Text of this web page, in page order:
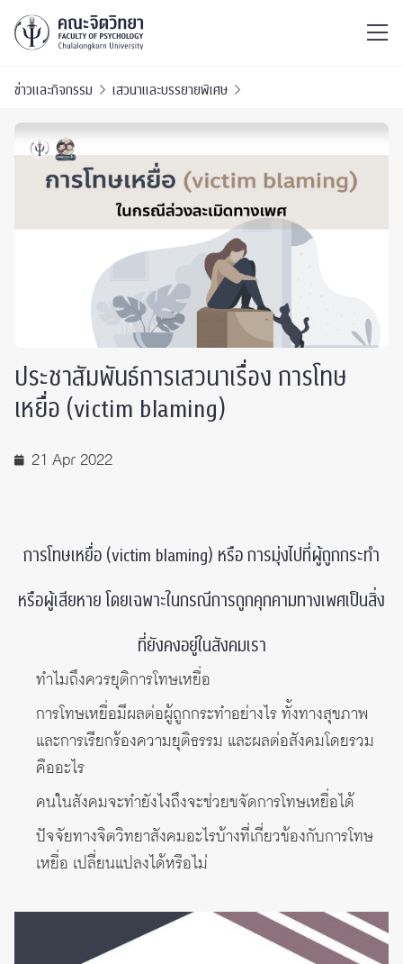
ข่าวและกิจกรรม เสวนาและบรรยายพิเศษ
ประชาสัมพันธ์การเสวนาเรื่อง การโทษ
เหยื่อ (victim blaming)
21 Apr 2022
การโทษเหยื่อ (victim blaming) หรือ การมุ่งไปที่ผู้ถูกกระทำ
หรือผู้เสียหาย โดยเฉพาะในกรณีการถูกคุกคามทางเพศเป็นสิ่ง
ที่ยังคงอยู่ในสังคมเรา
ทำไมถึงควรยุติการโทษเหยื่อ
การโทษเหยื่อมีผลต่อผู้ถูกกระทำอย่างไร ทั้งทางสุขภาพ
และการเรียกร้องความยุติธรรม และผลต่อสังคมโดยรวม
คืออะไร
คนในสังคมจะทำยังไงถึงจะช่วยขจัดการโทษเหยื่อได้
ปัจจัยทางจิตวิทยาสังคมอะไรบ้างที่เกี่ยวข้องกับการโทษ
เหยื่อ เปลี่ยนแปลงได้หรือไม่